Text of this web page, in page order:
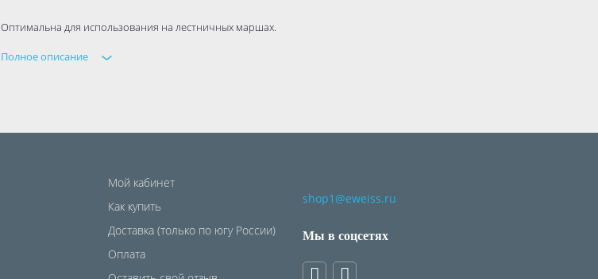
Оптимальна для использования на лестничных маршах.
Для защиты от расхождения используются страховочные ремни.
Полное описание
Мой кабинет
Как купить
Доставка (только по югу России)
Оплата
shop1@eweiss.ru
Мы в соцсетях